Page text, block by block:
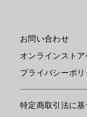
お問い合わせ
オンラインスト
プライバシーポリ
特定商取引法に